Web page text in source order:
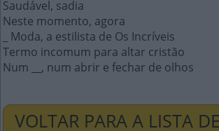
Saudável, sadia
Neste momento, agora
_ Moda, a estilista de Os Incríveis
Termo incomum para altar cristão
Num __, num abrir e fechar de olhos
VOLTAR PARA A LISTA